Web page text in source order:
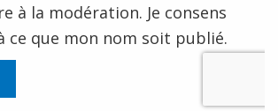
à la modération. Je consens
ce que mon nom soit publié.